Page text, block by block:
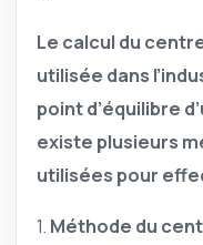
Le calcul du
utilisée dans
point d’équilibre
existe plusieurs
utilisées pour
1. Méthode du